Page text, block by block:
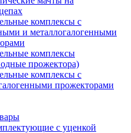
комплексы с
и металлогалогенными
комплексы
прожектора)
комплексы с
прожекторами
с уценкой